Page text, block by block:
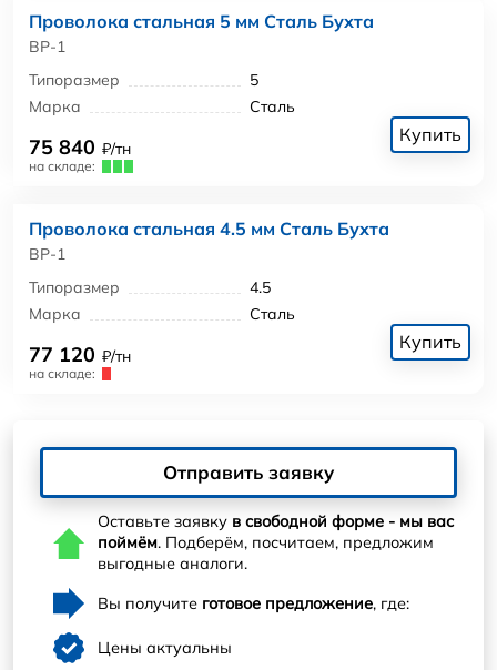
Проволока стальная 5 мм Сталь Бухта
ВР-1
Типоразмер
5
Марка
Сталь
75 840 ₽/тн
на складе:
Купить
Проволока стальная 4.5 мм Сталь Бухта
ВР-1
Типоразмер
4.5
Марка
Сталь
77 120 ₽/тн
на складе:
Купить
Отправить заявку
Оставьте заявку в свободной форме - мы вас
поймём. Подберём, посчитаем, предложим
выгодные аналоги.
Вы получите готовое предложение, где:
Цены актуальны